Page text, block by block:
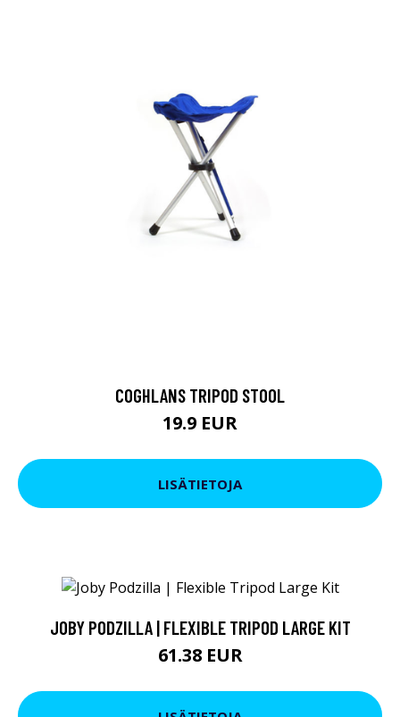
COGHLANS TRIPOD STOOL
19.9 EUR
LISÄTIETOJA
JOBY PODZILLA | FLEXIBLE TRIPOD LARGE KIT
61.38 EUR